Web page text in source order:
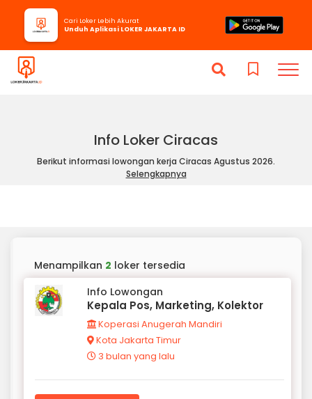
Info Loker Ciracas
Berikut informasi lowongan kerja Ciracas Agustus 2026.
Selengkapnya
Cari Loker Lebih Akurat
Unduh Aplikasi LOKER JAKARTA ID
Menampilkan 2 loker tersedia
Info Lowongan
Kepala Pos, Marketing, Kolektor
Koperasi Anugerah Mandiri
Kota Jakarta Timur
3 bulan yang lalu